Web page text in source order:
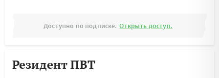
Доступно по подписке. Открыть доступ.
Резидент ПВТ